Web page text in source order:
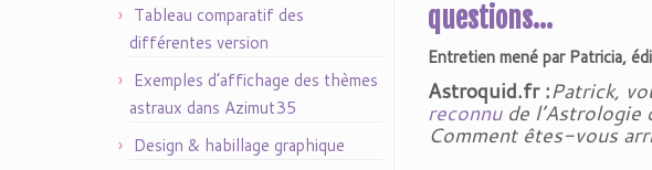
Tableau comparatif des
différentes version
Exemples d’affichage des thèmes
astraux dans Azimut35
Design & habillage graphique
questions…
Entretien mené par Patricia,
Astroquid.fr :Patrick,
reconnude l’Astrologie
Comment êtes-vous